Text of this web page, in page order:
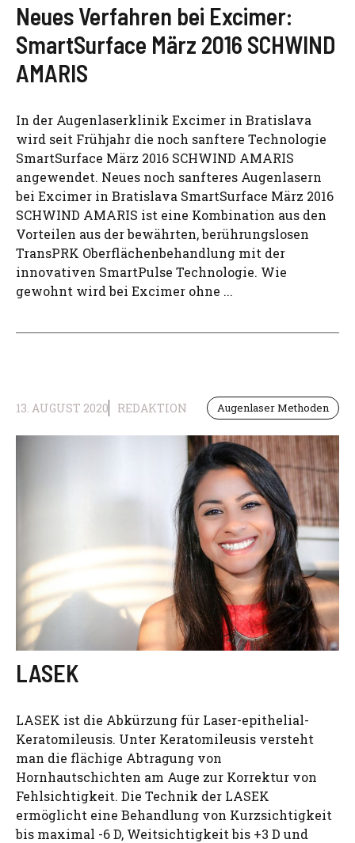
Neues Verfahren bei Excimer:
SmartSurface März 2016 SCHWIND
AMARIS
In der Augenlaserklinik Excimer in Bratislava
wird seit Frühjahr die noch sanftere Technologie
SmartSurface März 2016 SCHWIND AMARIS
angewendet. Neues noch sanfteres Augenlasern
bei Excimer in Bratislava SmartSurface März 2016
SCHWIND AMARIS ist eine Kombination aus den
Vorteilen aus der bewährten, berührungslosen
TransPRK Oberflächenbehandlung mit der
innovativen SmartPulse Technologie. Wie
gewohnt wird bei Excimer ohne ...
13. AUGUST 2020 REDAKTION Augenlaser Methoden
LASEK
LASEK ist die Abkürzung für Laser-epithelial-
Keratomileusis. Unter Keratomileusis versteht
man die flächige Abtragung von
Hornhautschichten am Auge zur Korrektur von
Fehlsichtigkeit. Die Technik der LASEK
ermöglicht eine Behandlung von Kurzsichtigkeit
bis maximal -6 D, Weitsichtigkeit bis +3 D und